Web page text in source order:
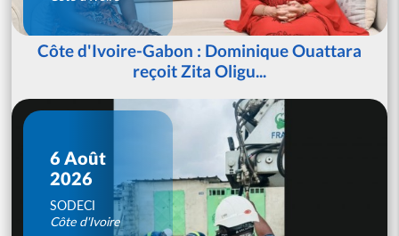
Côte d'Ivoire-Gabon : Dominique Ouattara
reçoit Zita Oligu...
6 Août
2026
SODECI
Côte d'Ivoire